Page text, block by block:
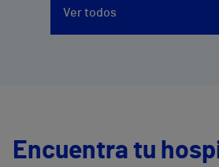
Ver todos
Encuentra tu